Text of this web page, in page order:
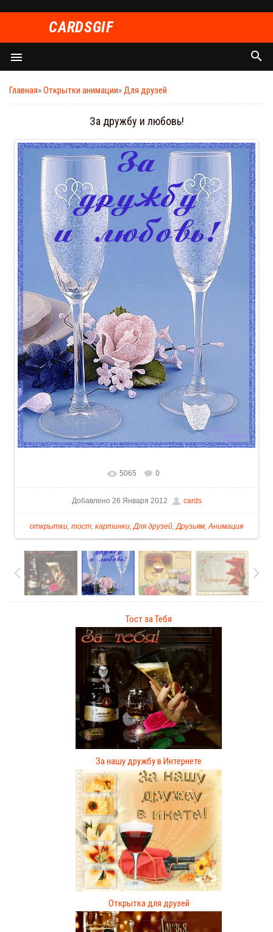
СARDSGIF
menu search
Главная»Открытки анимации»Для друзей
За дружбу и любовь!
5065 0
Добавлено 26 Января 2012 cards
открытки, тост, картинки,Для друзей,Друзьям,Анимация
Тост за Тебя
За нашу дружбу в Интернете
Открытка для друзей